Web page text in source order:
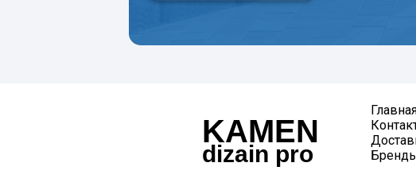
KAMEN
dizain pro